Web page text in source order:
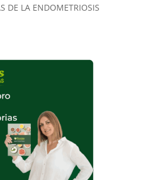
DE LA ENDOMETRIOSIS